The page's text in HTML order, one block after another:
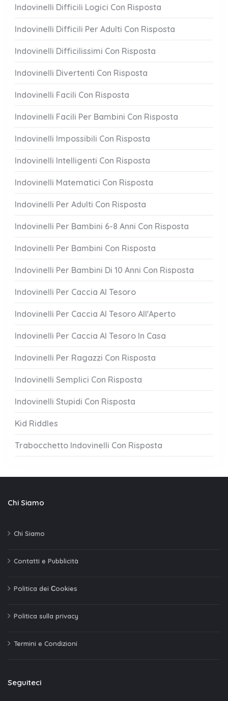
Indovinelli Difficili Logici Con Risposta
Indovinelli Difficili Per Adulti Con Risposta
Indovinelli Difficilissimi Con Risposta
Indovinelli Divertenti Con Risposta
Indovinelli Facili Con Risposta
Indovinelli Facili Per Bambini Con Risposta
Indovinelli Impossibili Con Risposta
Indovinelli Intelligenti Con Risposta
Indovinelli Matematici Con Risposta
Indovinelli Per Adulti Con Risposta
Indovinelli Per Bambini 6-8 Anni Con Risposta
Indovinelli Per Bambini Con Risposta
Indovinelli Per Bambini Di 10 Anni Con Risposta
Indovinelli Per Caccia Al Tesoro
Indovinelli Per Caccia Al Tesoro All'Aperto
Indovinelli Per Caccia Al Tesoro In Casa
Indovinelli Per Ragazzi Con Risposta
Indovinelli Semplici Con Risposta
Indovinelli Stupidi Con Risposta
Kid Riddles
Trabocchetto Indovinelli Con Risposta
Chi Siamo
Chi Siamo
Contatti e Pubblicità
Politica dei Сookies
Politica sulla privacy
Termini e Condizioni
Seguiteci